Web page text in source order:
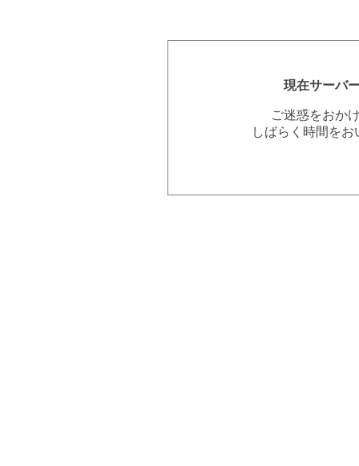
現在サーバ
ご迷惑をおか
しばらく時間を